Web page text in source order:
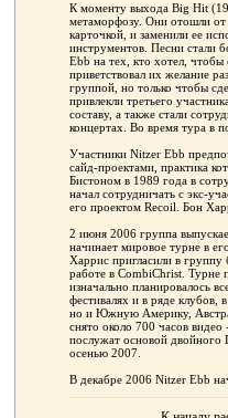
К моменту выхода Big Hit
метаморфозу. Они отошли от
карточкой, и заменили ее
инструментов. Песни стали
Ebb на тех, кто хотел,
приветствовал их желание
группой, но только чтобы
привлекли третьего
составу, а также стали
концертах. Во время тура в
Участники Nitzer Ebb
сайд-проектами, практика
Бистоном в 1989 года в
начал сотрудничать с экс-
его проектом Recoil. Бон
2 июня 2006 группа
начинает мировое турне в
Харрис пригласили в
работе в CombiChrist. Турне
изначально планировалось
фестивалях и в ряде
но и Южную Америку,
снято около 700 часов
послужат основой
осенью 2007.
В декабре 2006 Nitzer Ebb